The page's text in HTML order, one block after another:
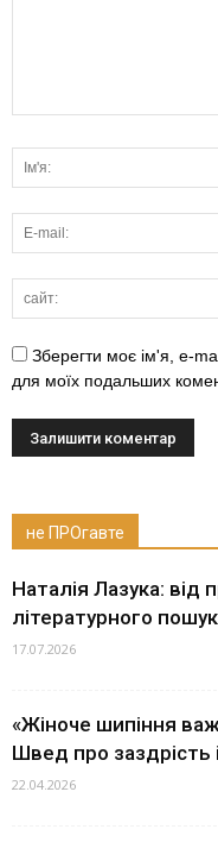
Зберегти моє ім'я, e-
для моїх подальших
не ПРОгавте
Наталія Лазука: від
літературного
17.07.2026
«Жіноче шипіння
Швед про заздрість
22.04.2026